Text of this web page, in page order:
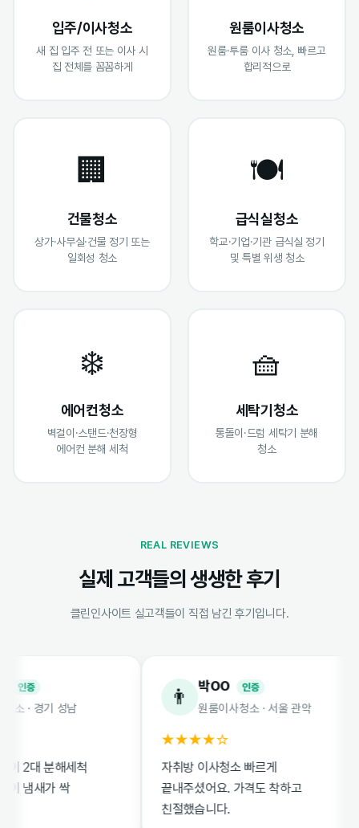
입주/이사청소
새 집 입주 전 또는 이사 시
집 전체를 꼼꼼하게
원룸이사청소
원룸·투룸 이사 청소, 빠르고
합리적으로
🏢
건물청소
상가·사무실·건물 정기 또는
일회성 청소
🍽️
급식실청소
학교·기업·기관 급식실 정기
및 특별 위생 청소
❄️
에어컨청소
벽걸이·스탠드·천장형
에어컨 분해 세척
🧺
세탁기청소
통돌이·드럼 세탁기 분해
청소
REAL REVIEWS
실제 고객들의 생생한 후기
클린인사이트 실고객들이 직접 남긴 후기입니다.
경기 성남
분해세척
새가 싹
👨 박OO 인증
원룸이사청소 · 서울 관악
★★★★☆
자취방 이사청소 빠르게
끝내주셨어요. 가격도 착하고
친절했습니다.